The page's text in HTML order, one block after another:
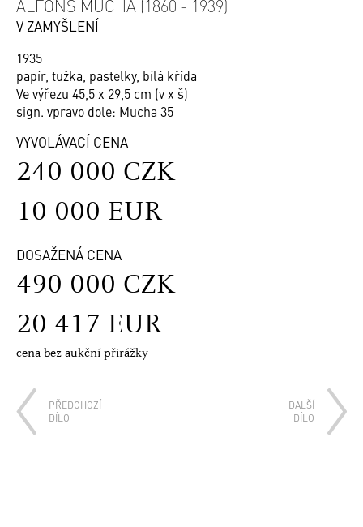
ALFONS MUCHA (1860 - 1939)
V ZAMYŠLENÍ
1935
papír, tužka, pastelky, bílá křída
Ve výřezu 45,5 x 29,5 cm (v x š)
sign. vpravo dole: Mucha 35
VYVOLÁVACÍ CENA
240 000 CZK
10 000 EUR
DOSAŽENÁ CENA
490 000 CZK
20 417 EUR
cena bez aukční přirážky
PŘEDCHOZÍ
DÍLO
DALŠÍ
DÍLO